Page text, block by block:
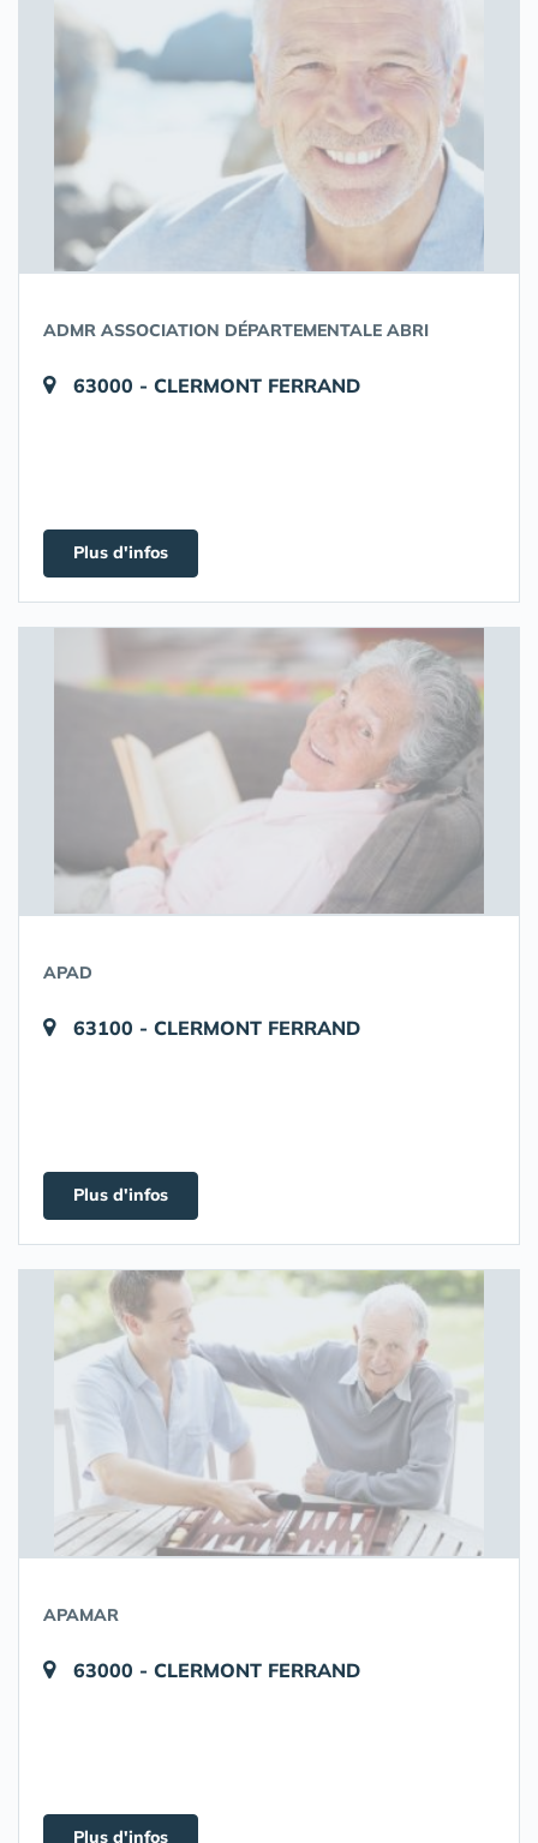
ADMR ASSOCIATION DÉPARTEMENTALE ABRI
63000 - CLERMONT FERRAND
Plus d'infos
APAD
63100 - CLERMONT FERRAND
Plus d'infos
APAMAR
63000 - CLERMONT FERRAND
Plus d'infos